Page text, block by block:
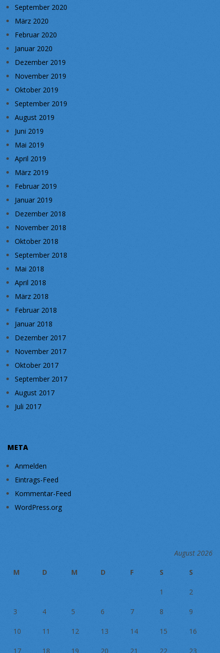
September 2020
März 2020
Februar 2020
Januar 2020
Dezember 2019
November 2019
Oktober 2019
September 2019
August 2019
Juni 2019
Mai 2019
April 2019
März 2019
Februar 2019
Januar 2019
Dezember 2018
November 2018
Oktober 2018
September 2018
Mai 2018
April 2018
März 2018
Februar 2018
Januar 2018
Dezember 2017
November 2017
Oktober 2017
September 2017
August 2017
Juli 2017
META
Anmelden
Eintrags-Feed
Kommentar-Feed
WordPress.org
August 2026
M D M D F S S
1 2
3 4 5 6 7 8 9
10 11 12 13 14 15 16
17 18 19 20 21 22 23